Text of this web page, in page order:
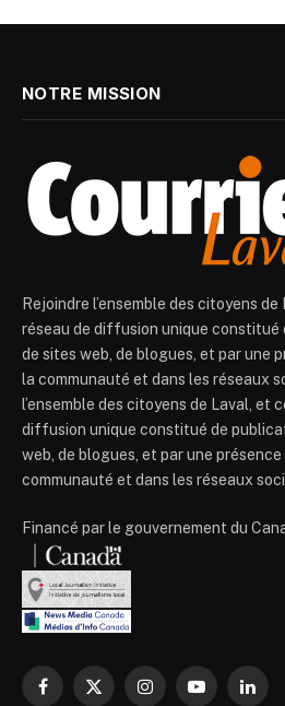
NOTRE MISSION
Rejoindre l’ensemble des citoyens
réseau de diffusion unique constitué
de sites web, de blogues, et par une
la communauté et dans les réseaux
l’ensemble des citoyens de Laval, et
diffusion unique constitué de
web, de blogues, et par une
communauté et dans les réseaux
Financé par le gouvernement du
Facebook
X
InstagramYouTube